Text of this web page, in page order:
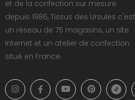
et de la confection sur mesure
depuis 1986, Tissus des Ursules c'est
un réseau de 75 magasins, un site
Internet et un atelier de confection
situé en France.